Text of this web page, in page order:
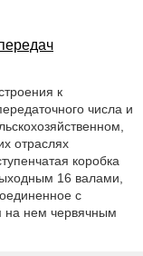
к
числа и
отраслях
коробка
16 валами,
с
на нем червячным